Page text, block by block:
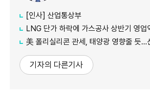
[인사] 산업통상부
LNG 단가 하락에 가스공사 상반기 영업익 28%↑…해
美 폴리실리콘 관세, 태양광 영향줄 듯…산업부 "韓
기자의 다른기사